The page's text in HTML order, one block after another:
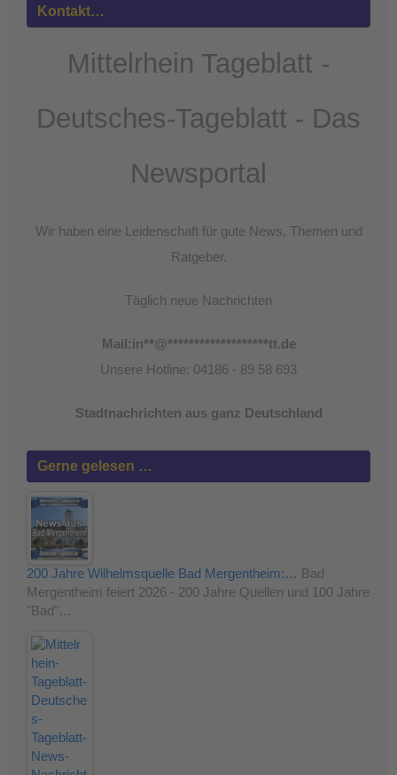
powered by
Kontakt…
Mittelrhein Tageblatt -
Deutsches-Tageblatt - Das
Newsportal
Wir haben eine Leidenschaft für gute News, Themen und
Ratgeber.
Täglich neue Nachrichten
Mail:in**@*******************tt.de
Unsere Hotline: 04186 - 89 58 693
Stadtnachrichten aus ganz Deutschland
Gerne gelesen …
200 Jahre Wilhelmsquelle Bad Mergentheim:… Bad
Mergentheim feiert 2026 - 200 Jahre Quellen und 100 Jahre
"Bad"…